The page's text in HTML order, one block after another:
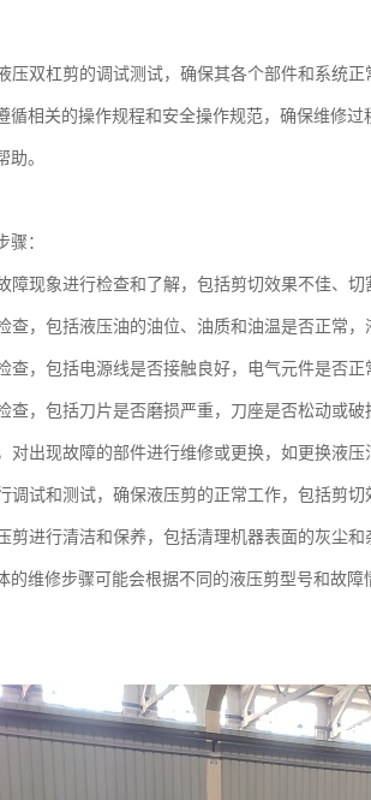
压双杠剪的调试测试，确保其各个部件和系统
循相关的操作规程和安全操作规范，确保维修
。
：
障现象进行检查和了解，包括剪切效果不佳、
查，包括液压油的油位、油质和油温是否正常
查，包括电源线是否接触良好，电气元件是否
查，包括刀片是否磨损严重，刀座是否松动或
对出现故障的部件进行维修或更换，如更换液
调试和测试，确保液压剪的正常工作，包括剪
剪进行清洁和保养，包括清理机器表面的灰尘
的维修步骤可能会根据不同的液压剪型号和故